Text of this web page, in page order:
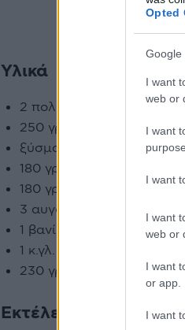
Opted
Google
I want
web or
I want
I want
I want
web or
I want
or app.
I want
Υλικά
2 πολύ ώριμες μπανάνες
250 γρ. χουρμάδες χωρίς
ξύσμα και χυμό από 1
180 γρ. βούτυρο
180 γρ. ζάχαρη
3 αυγά
1 βανίλια
1 κ.γλ. μπέικιν πάουντερ
230 γρ. αλεύρι που
Εκτέλεση